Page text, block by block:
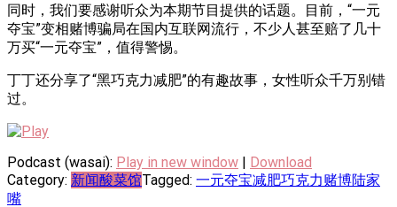
同时，我们要感谢听众为本期节目提供的话题。目前，“一元
夺宝”变相赌博骗局在国内互联网流行，不少人甚至赔了几十
万买“一元夺宝”，值得警惕。
丁丁还分享了“黑巧克力减肥”的有趣故事，女性听众千万别错
过。
Podcast (wasai): Play in new window | Download
Category: 新闻酸菜馆Tagged: 一元夺宝减肥巧克力赌博陆家
嘴